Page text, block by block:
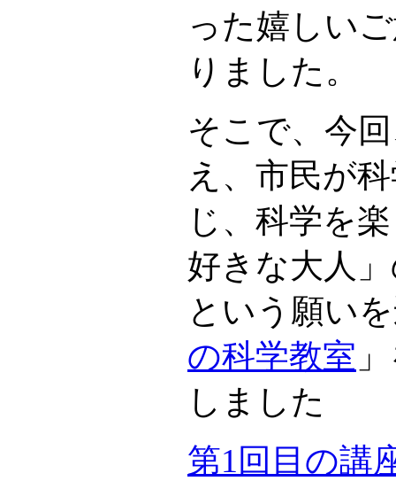
った嬉しい
りました。
そこで、今
え、市民が
じ、科学を
好きな大人
という願い
の科学教室
しました
第1回目の講